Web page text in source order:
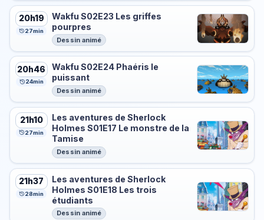
20h19
27min
Wakfu S02E23 Les griffes
pourpres
Dessin animé
20h46
24min
Wakfu S02E24 Phaéris le
puissant
Dessin animé
21h10
27min
Les aventures de Sherlock
Holmes S01E17 Le monstre de la
Tamise
Dessin animé
21h37
28min
Les aventures de Sherlock
Holmes S01E18 Les trois
étudiants
Dessin animé